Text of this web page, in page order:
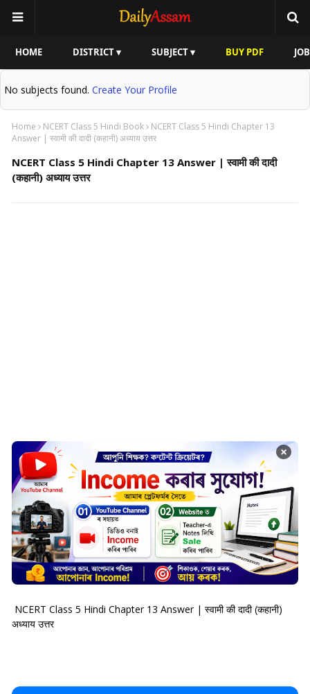
HOME DISTRICT ▾ SUBJECT ▾ BUY PDF
No subjects found. Create Your Profile
Home NCERT Class 5 Hindi Book
NCERT Class 5 Hindi Chapter 13
Answer | स्वामी की दादी (कहानी) अध्याय उत्तर
NCERT Class 5 Hindi Chapter 13 Answer | स्वामी की दादी
(कहानी) अध्याय उत्तर
×
NCERT Class 5 Hindi Chapter 13 Answer | स्वामी की दादी (कहानी)
अध्याय उत्तर